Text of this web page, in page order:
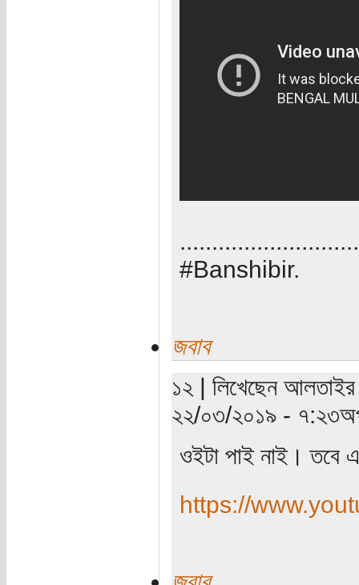
#Banshibir.
জবাব
১২ | লিখেছেন আলতাইর
২২/০৩/২০১৯ -
ওইটা পাই নাই। তবে
https://